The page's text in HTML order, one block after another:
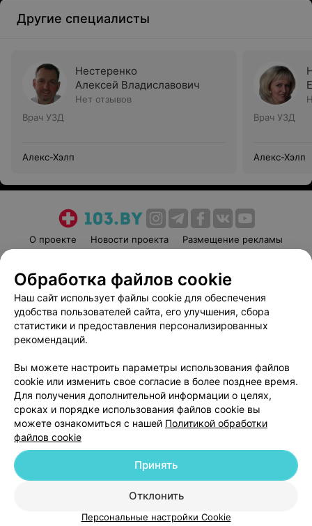
Другие специалисты
Нестеренко
Алексей Владиславович
Нет отзывов
Врач УЗД
Алекс-Хэлп
Врач УЗД
Алекс-Хэлп
О проекте Новости проекта
Размещение рекламы
Пользовательское соглашение
Способы оплаты
Вакансии
Партнеры
Написать руководителю 103.by
Обработка персональных данных
© 2026 ООО «Артокс Лаб», УНП 191700409
| 220012, Республика Беларусь,
Служба поддержки +375 291212755
Обработка файлов cookie
Наш сайт использует файлы cookie для обеспечения
удобства пользователей сайта, его улучшения, сбора
статистики и предоставления персонализированных
рекомендаций.
Вы можете настроить параметры использования файлов
cookie или изменить свое согласие в более позднее время.
Для получения дополнительной информации о целях,
сроках и порядке использования файлов cookie вы
можете ознакомиться с нашей Политикой обработки
файлов cookie
Отклонить
Принять
Персональные настройки Cookie